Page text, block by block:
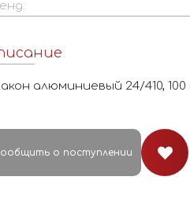
алюминиевый 24/410, 100
о поступлении